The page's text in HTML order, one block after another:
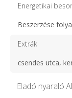
Energetikai
Beszerzése
Extrák
csendes utca,
Eladó nyaraló